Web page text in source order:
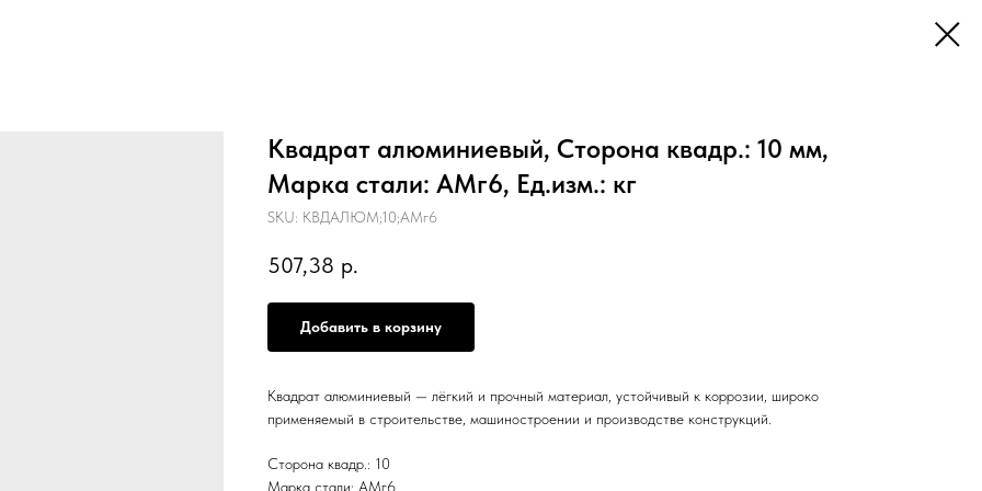
Квадрат алюминиевый, Сторона квадр.: 10 мм,
Марка стали: АМг6, Ед.изм.: кг
SKU: КВДАЛЮМ;10;АМг6
507,38 р.
Добавить в корзину
Квадрат алюминиевый — лёгкий и прочный материал, устойчивый к коррозии, широко
применяемый в строительстве, машиностроении и производстве конструкций.
Сторона квадр.: 10
Марка стали: АМг6